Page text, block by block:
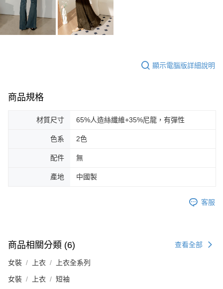
顯示電腦版詳細說明
商品規格
材質尺寸 65%人造絲纖維+35%尼龍，有彈性
色系 2色
配件 無
產地 中國製
客服
商品相關分類 (6) 查看全部
女裝 上衣 上衣全系列
女裝 上衣 短袖